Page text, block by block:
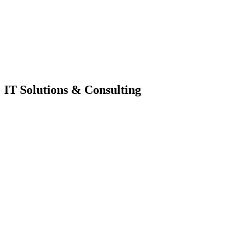
IT Solutions & Consulting